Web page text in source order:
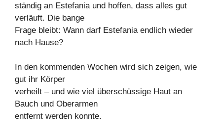
ständig an Estefania und hoffen, dass alles gut
verläuft. Die bange
Frage bleibt: Wann darf Estefania endlich wieder
nach Hause?
In den kommenden Wochen wird sich zeigen, wie
gut ihr Körper
verheilt – und wie viel überschüssige Haut an
Bauch und Oberarmen
entfernt werden konnte.